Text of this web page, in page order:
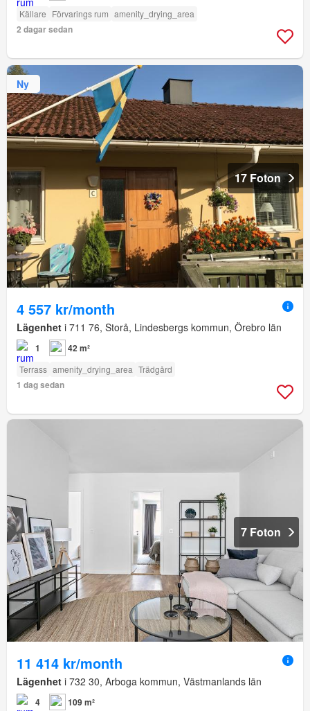
Källare Förvarings rum amenity_drying_area
2 dagar sedan
Ny
17 Foton
4 557 kr/month
Lägenhet i 711 76, Storå, Lindesbergs kommun, Örebro län
1 42 m²
Terrass amenity_drying_area Trädgård
1 dag sedan
7 Foton
11 414 kr/month
Lägenhet i 732 30, Arboga kommun, Västmanlands län
4 109 m²